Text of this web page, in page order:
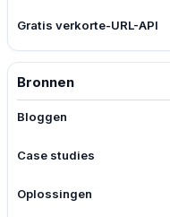
Gratis verkorte-URL-API
Bronnen
Bloggen
Case studies
Oplossingen